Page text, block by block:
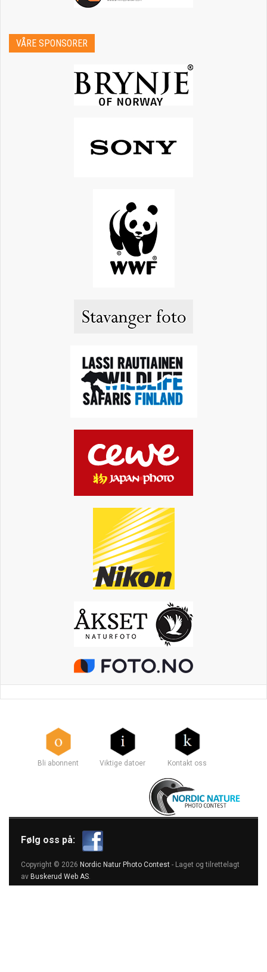
VÅRE SPONSORER
Bli abonnent Viktige datoer Kontakt oss
Følg oss på:
Copyright © 2026 Nordic Natur Photo Contest - Laget og tilrettelagt
av Buskerud Web AS